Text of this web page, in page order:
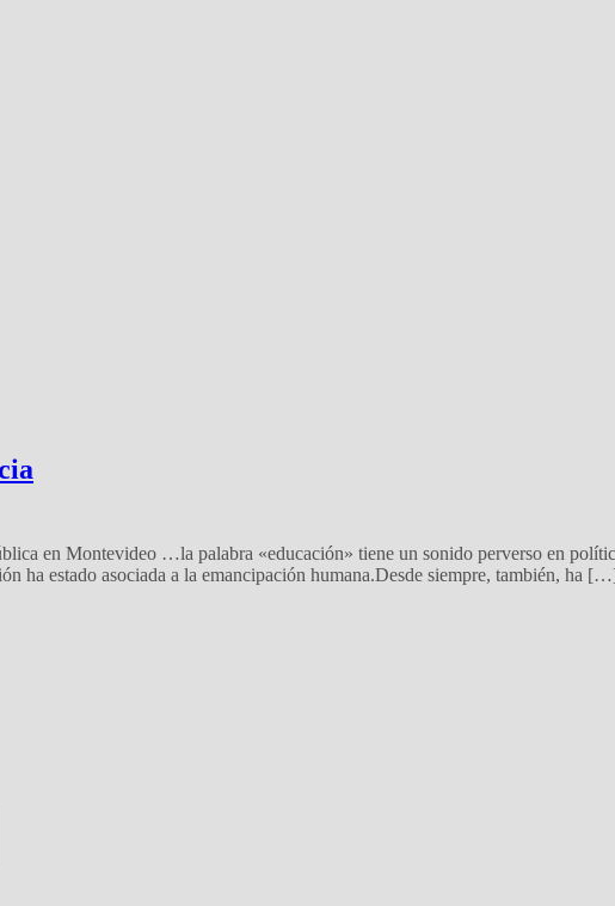
en Montevideo …la palabra «educación» tiene un sonido perverso en
ha estado asociada a la emancipación humana.Desde siempre, también, ha